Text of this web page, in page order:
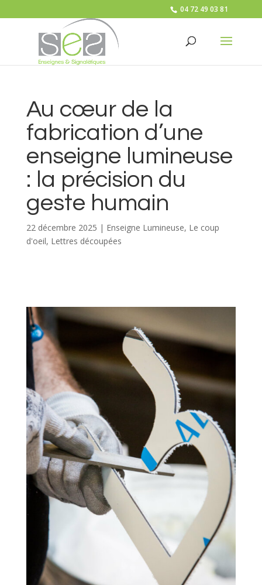
04 72 49 03 81
Au cœur de la
fabrication d’une
enseigne lumineuse
: la précision du
geste humain
22 décembre 2025 | Enseigne Lumineuse, Le coup
d'oeil, Lettres découpées